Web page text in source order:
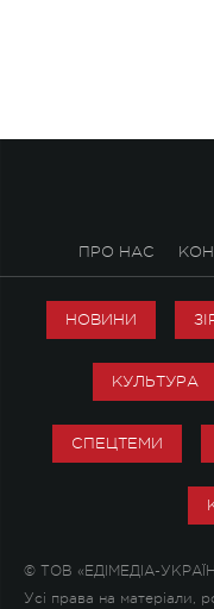
ПРО НАС
НОВИНИ
КУЛЬТУРА
СПЕЦТЕМИ
© ТОВ «ЕДІМЕДІА-
Усі права на матеріали,